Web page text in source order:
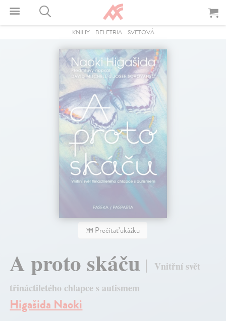
KNIHY- BELETRIA- SVETOVÁ
Prečítať ukážku
A proto skáču
Vnitřní svět
třináctiletého chlapce s autismem
Higašida Naoki